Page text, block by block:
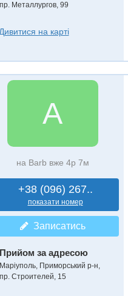
пр. Металлургов, 99
Дивитися на карті
A
на Barb вже 4р 7м
+38 (096) 267..
показати номер
Записатись
Прийом за адресою
Маріуполь, Приморський р-н,
пр. Строителей, 15